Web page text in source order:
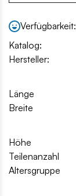
Verfügbarkeit:
Katalog:
Hersteller:
Länge
Breite
Höhe
Teilenanzahl
Altersgruppe